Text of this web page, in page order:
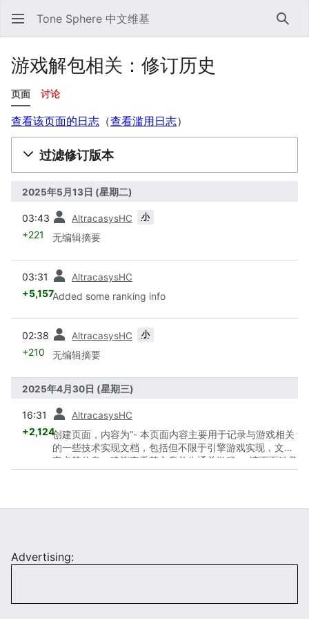
Tone Sphere 中文维基 搜索
游戏解包相关：修订历史
页面 讨论
查看该页面的日志 ​（查看滥用日志）
过滤修订版本
2025年5月13日 (星期二)
03:43 AltracasysHC 小
+221 无编辑摘要
03:31 AltracasysHC
+5,157Added some ranking info
02:38 AltracasysHC 小
+210 无编辑摘要
2025年4月30日 (星期三)
16:31 AltracasysHC
+2,124创建页面，内容为“- 本页面内容主要用于记录与游戏相关
的一些技术实现文档，包括但不限于引擎游戏实现，文件
定义等信息，建议查看其文章前先通关游戏 -- 该页面涉及
Advertising: